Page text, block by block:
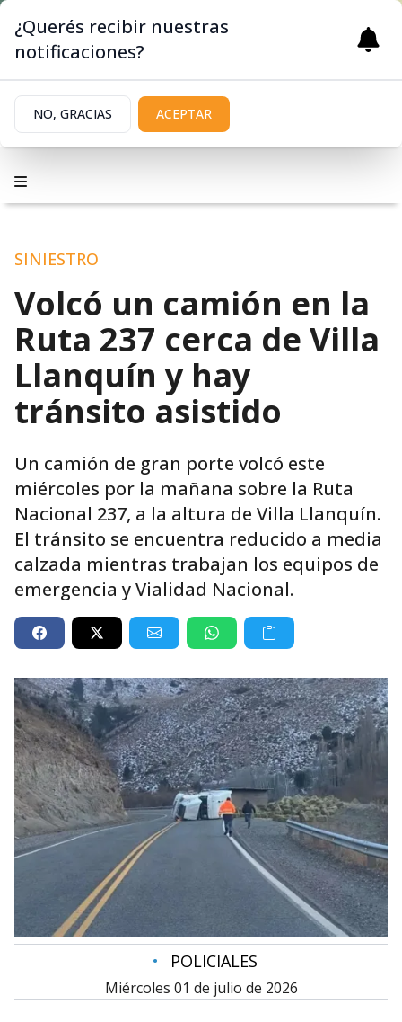
SINIESTRO
Volcó un camión en la
Ruta 237 cerca de Villa
Llanquín y hay
tránsito asistido
Un camión de gran porte volcó este
miércoles por la mañana sobre la Ruta
Nacional 237, a la altura de Villa Llanquín.
El tránsito se encuentra reducido a media
calzada mientras trabajan los equipos de
emergencia y Vialidad Nacional.
• POLICIALES
miércoles 01 de julio de 2026
¿Querés recibir nuestras
notificaciones?
NO, GRACIAS ACEPTAR